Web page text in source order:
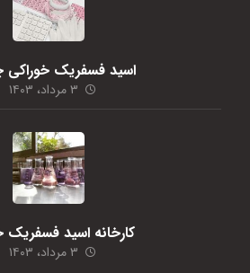
اسید فسفریک
۳ مرداد، ۱۴۰۳
کارخانه اسید فسفریک
۳ مرداد، ۱۴۰۳